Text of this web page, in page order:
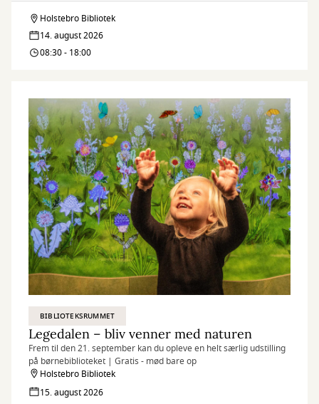
Legedalen
–
venner
med
naturen
Holstebro Bibliotek
14. august 2026
08:30 - 18:00
BIBLIOTEKSRUMMET
Legedalen – bliv venner med naturen
Frem til den 21. september kan du opleve en helt særlig udstilling
på børnebiblioteket | Gratis - mød bare op
Holstebro Bibliotek
15. august 2026